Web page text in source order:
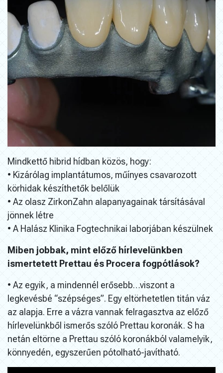
Mindkettő hibrid hídban közös, hogy:
• Kizárólag implantátumos, műínyes csavarozott
körhidak készíthetők belőlük
• Az olasz ZirkonZahn alapanyagainak társításával
jönnek létre
• A Halász Klinika Fogtechnikai laborjában készülnek
Miben jobbak, mint előző hírlevelünkben
ismertetett Prettau és Procera fogpótlások?
• Az egyik, a mindennél erősebb…viszont a
legkevésbé “szépséges”. Egy eltörhetetlen titán váz
az alapja. Erre a vázra vannak felragasztva az előző
hírlevelünkből ismerős szóló Prettau koronák. S ha
netán eltörne a Prettau szóló koronákból valamelyik,
könnyedén, egyszerűen pótolható-javítható.